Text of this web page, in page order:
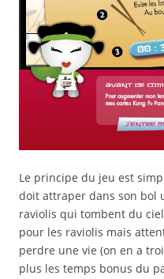
Le principe du jeu est
doit attraper dans son bol
raviolis qui tombent du
pour les raviolis mais
perdre une vie (on en a
plus les temps bonus du